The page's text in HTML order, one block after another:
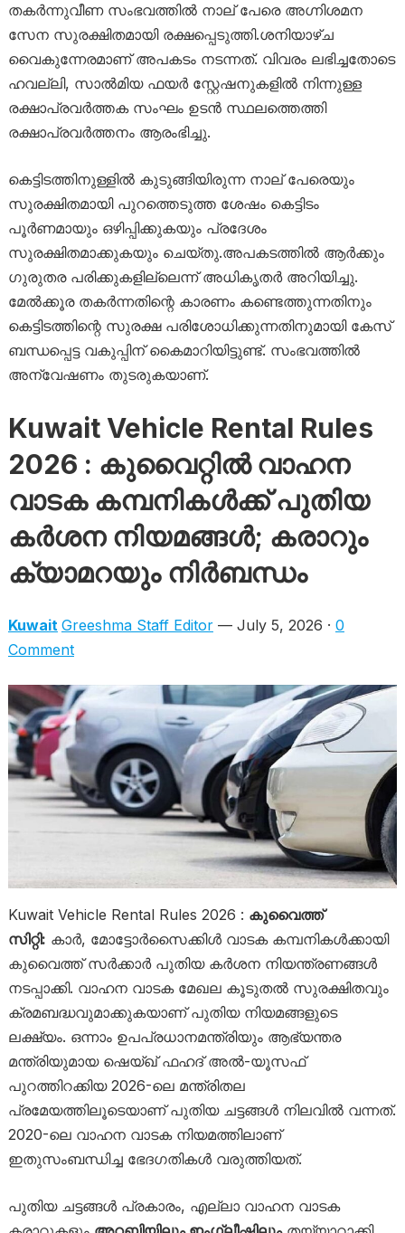
തകർന്നുവീണ സംഭവത്തിൽ നാല് പേരെ അഗ്നിശമന
സേന സുരക്ഷിതമായി രക്ഷപ്പെടുത്തി.ശനിയാഴ്ച
വൈകുന്നേരമാണ് അപകടം നടന്നത്. വിവരം ലഭിച്ചതോടെ
ഹവല്ലി, സാൽമിയ ഫയർ സ്റ്റേഷനുകളിൽ നിന്നുള്ള
രക്ഷാപ്രവർത്തക സംഘം ഉടൻ സ്ഥലത്തെത്തി
രക്ഷാപ്രവർത്തനം ആരംഭിച്ചു.
കെട്ടിടത്തിനുള്ളിൽ കുടുങ്ങിയിരുന്ന നാല് പേരെയും
സുരക്ഷിതമായി പുറത്തെടുത്ത ശേഷം കെട്ടിടം
പൂർണമായും ഒഴിപ്പിക്കുകയും പ്രദേശം
സുരക്ഷിതമാക്കുകയും ചെയ്തു.അപകടത്തിൽ ആർക്കും
ഗുരുതര പരിക്കുകളില്ലെന്ന് അധികൃതർ അറിയിച്ചു.
മേൽക്കൂര തകർന്നതിന്റെ കാരണം കണ്ടെത്തുന്നതിനും
കെട്ടിടത്തിന്റെ സുരക്ഷ പരിശോധിക്കുന്നതിനുമായി കേസ്
ബന്ധപ്പെട്ട വകുപ്പിന് കൈമാറിയിട്ടുണ്ട്. സംഭവത്തിൽ
അന്വേഷണം തുടരുകയാണ്.
Kuwait Vehicle Rental Rules
2026 : കുവൈറ്റിൽ വാഹന
വാടക കമ്പനികൾക്ക് പുതിയ
കർശന നിയമങ്ങൾ; കരാറും
ക്യാമറയും നിർബന്ധം
Kuwait Greeshma Staff Editor— July 5, 2026 · 0
Comment
Kuwait Vehicle Rental Rules 2026 : കുവൈത്ത്
സിറ്റി: കാർ, മോട്ടോർസൈക്കിൾ വാടക കമ്പനികൾക്കായി
കുവൈത്ത് സർക്കാർ പുതിയ കർശന നിയന്ത്രണങ്ങൾ
നടപ്പാക്കി. വാഹന വാടക മേഖല കൂടുതൽ സുരക്ഷിതവും
ക്രമബദ്ധവുമാക്കുകയാണ് പുതിയ നിയമങ്ങളുടെ
ലക്ഷ്യം. ഒന്നാം ഉപപ്രധാനമന്ത്രിയും ആഭ്യന്തര
മന്ത്രിയുമായ ഷെയ്ഖ് ഫഹദ് അൽ-യൂസഫ്
പുറത്തിറക്കിയ 2026-ലെ മന്ത്രിതല
പ്രമേയത്തിലൂടെയാണ് പുതിയ ചട്ടങ്ങൾ നിലവിൽ വന്നത്.
2020-ലെ വാഹന വാടക നിയമത്തിലാണ്
ഇതുസംബന്ധിച്ച ഭേദഗതികൾ വരുത്തിയത്.
പുതിയ ചട്ടങ്ങൾ പ്രകാരം, എല്ലാ വാഹന വാടക